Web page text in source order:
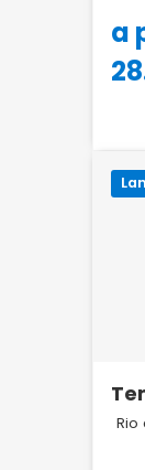
a
Rio